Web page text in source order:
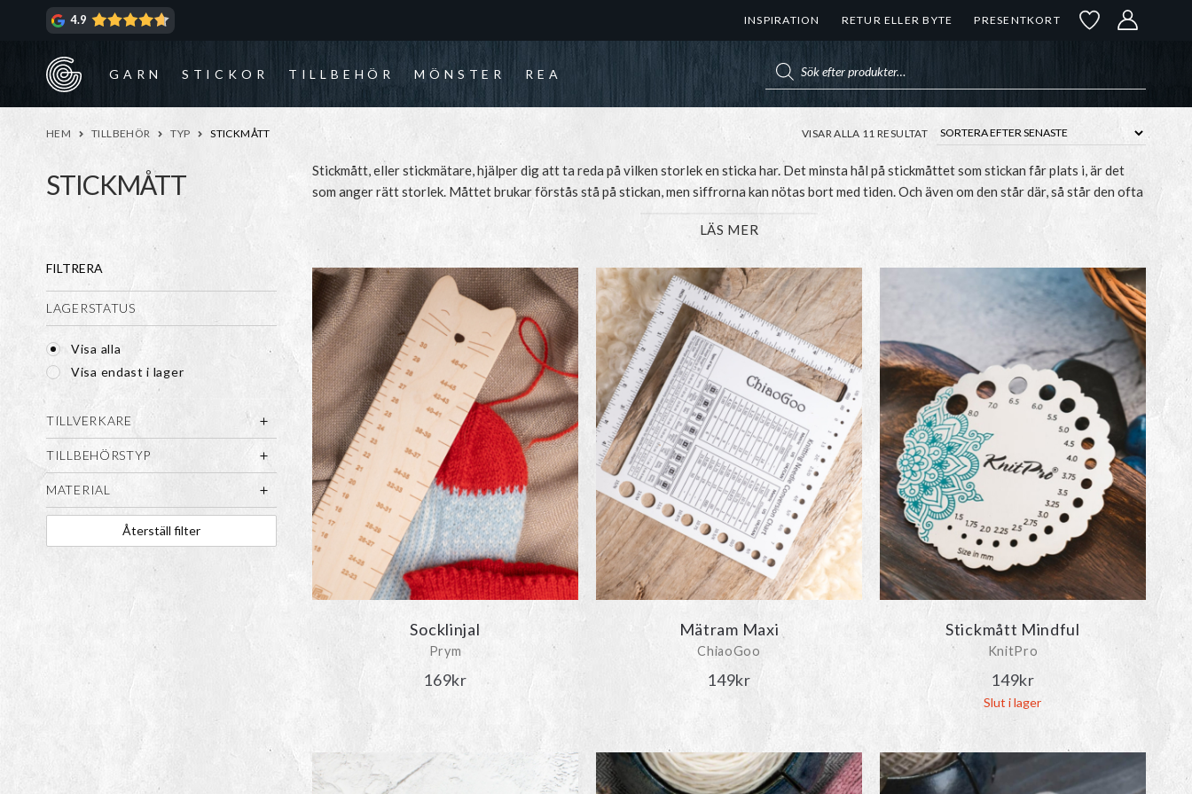
4.9 INSPIRATION RETUR ELLER BYTE PRESENTKORT
GARN STICKOR TILLBEHÖR MÖNSTER REA
HEM TILLBEHÖR TYP STICKMÅTT
STICKMÅTT
Stickmått, eller stickmätare, hjälper dig att ta reda på vilken storlek en sticka har. Det minsta hål på stickmåttet som stickan får plats i, är det
som anger rätt storlek. Måttet brukar förstås stå på stickan, men siffrorna kan nötas bort med tiden. Och även om den står där, så står den ofta
i väldigt, väldigt, väldigt liten text. Har du inte hökögon, ja då är ett stickmått väldigt bra att ha.
LÄS MER
VISAR ALLA 11 RESULTATSORTERA
EFTER
SENASTE
FILTRERA
LAGERSTATUS
Visa alla
Visa endast i lager
TILLVERKARE
TILLBEHÖRSTYP
MATERIAL
Återställ filter
Socklinjal
Prym
169kr
Mätram Maxi
ChiaoGoo
149kr
Stickmått Mindful
KnitPro
149kr
Slut i lager
Den
här
produkten
Den
produkten